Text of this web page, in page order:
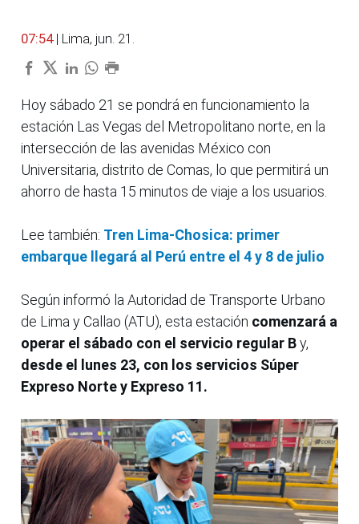
07:54 | Lima, jun. 21.
Hoy sábado 21 se pondrá en funcionamiento la
estación Las Vegas del Metropolitano norte, en la
intersección de las avenidas México con
Universitaria, distrito de Comas, lo que permitirá un
ahorro de hasta 15 minutos de viaje a los usuarios.
Lee también: Tren Lima-Chosica: primer
embarque llegará al Perú entre el 4 y 8 de julio
Según informó la Autoridad de Transporte Urbano
de Lima y Callao (ATU), esta estación comenzará a
operar el sábado con el servicio regular By,
desde el lunes 23, con los servicios Súper
Expreso Norte y Expreso 11.